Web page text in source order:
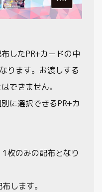
したPR+カードの中
ります。お渡しする
できません。
に選択できるPR+カ
枚のみの配布となり
します。